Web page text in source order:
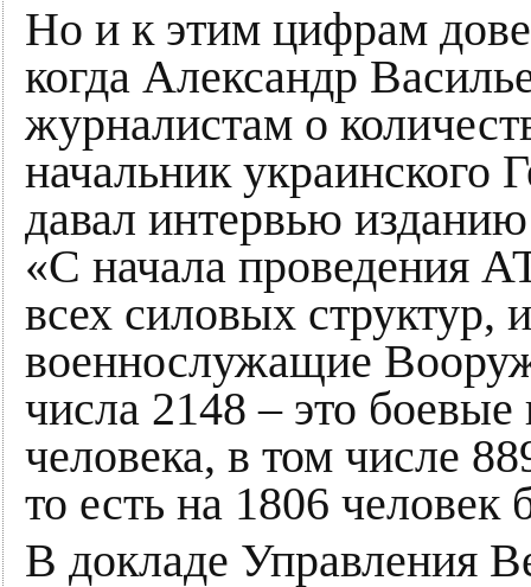
Но и к этим цифрам
когда Александр
журналистам о
начальник
давал интервью
«С начала проведения
всех силовых структур,
военнослужащие
числа 2148 – это
человека, в том числе
то есть на 1806 человек
В докладе Управления